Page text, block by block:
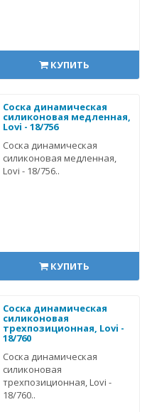
КУПИТЬ
Соска динамическая
силиконовая медленная,
Lovi - 18/756
Соска динамическая
силиконовая медленная,
Lovi - 18/756..
КУПИТЬ
Соска динамическая
силиконовая
трехпозиционная, Lovi -
18/760
Соска динамическая
силиконовая
трехпозиционная, Lovi -
18/760..